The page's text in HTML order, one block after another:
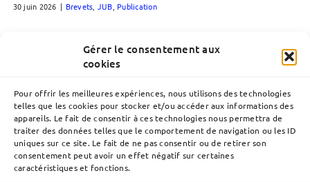
Gérer le consentement aux
cookies
Pour offrir les meilleures expériences, nous utilisons des technologies
telles que les cookies pour stocker et/ou accéder aux informations des
appareils. Le fait de consentir à ces technologies nous permettra de
traiter des données telles que le comportement de navigation ou les ID
uniques sur ce site. Le fait de ne pas consentir ou de retirer son
consentement peut avoir un effet négatif sur certaines
caractéristiques et fonctions.
30 juin 2026 | Brevets JUB Publication